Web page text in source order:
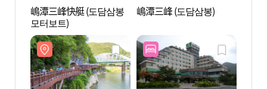
嶋潭三峰快艇 (도담삼봉
모터보트)
嶋潭三峰 (도담삼봉)